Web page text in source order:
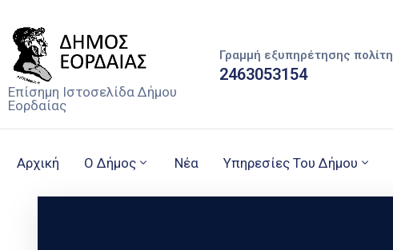
Επίσημη Ιστοσελίδα Δήμου
Εορδαίας
Γραμμή εξυπηρέτησης πολίτη
2463053154
Αρχική Ο Δήμος Νέα Υπηρεσίες Του Δήμου